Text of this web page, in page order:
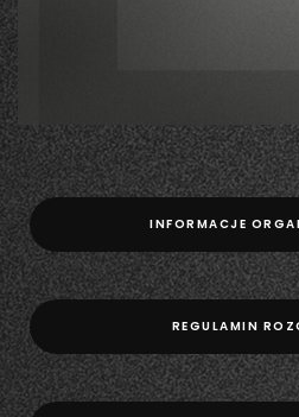
INFORMACJE
REGULAMIN